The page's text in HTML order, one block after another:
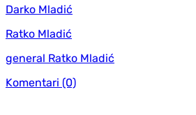
Darko Mladić
Ratko Mladić
general Ratko Mladić
Komentari (0)